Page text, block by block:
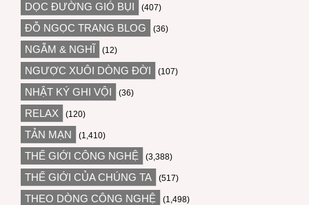
DỌC ĐƯỜNG GIÓ BỤI (407)
ĐỖ NGỌC TRANG BLOG (36)
NGẪM & NGHĨ (12)
NGƯỢC XUÔI DÒNG ĐỜI (107)
NHẬT KÝ GHI VỘI (36)
RELAX (120)
TẢN MẠN (1,410)
THẾ GIỚI CÔNG NGHỆ (3,388)
THẾ GIỚI CỦA CHÚNG TA (517)
THEO DÒNG CÔNG NGHỆ (1,498)